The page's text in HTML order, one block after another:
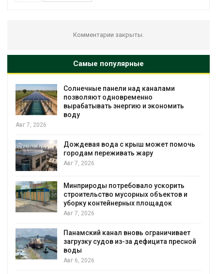
Комментарии закрыты.
Самые популярные
помочь
и
пресной
Учёные предложили получать
воду из воздуха с помощью ветра
Авг 6, 2026
сентябре
Авг 6, 2026
биомассы из-за засух, вредителей и
рубок
Авг 6, 2026
новые места произрастания
краснокнижных растений